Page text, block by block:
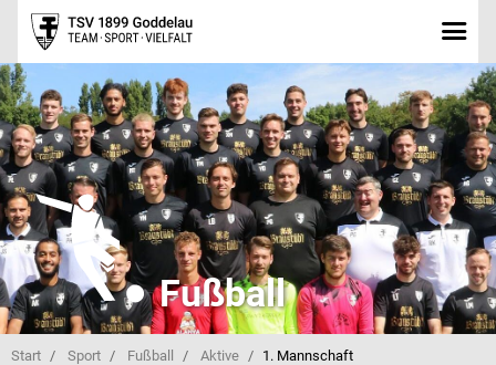
Fußball
Start Sport Fußball Aktive 1. Mannschaft